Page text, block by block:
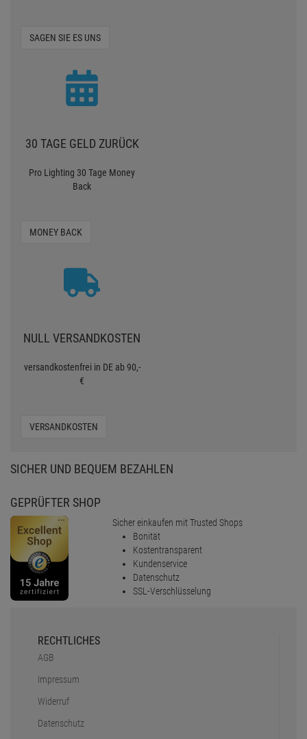
SAGEN SIE ES UNS
30 TAGE GELD ZURÜCK
Pro Lighting 30 Tage Money
Back
MONEY BACK
NULL VERSANDKOSTEN
versandkostenfrei in DE ab 90,-
€
VERSANDKOSTEN
SICHER UND BEQUEM BEZAHLEN
GEPRÜFTER SHOP
Sicher einkaufen mit Trusted Shops
Bonität
Kostentransparent
Kundenservice
Datenschutz
SSL-Verschlüsselung
RECHTLICHES
AGB
Impressum
Widerruf
Datenschutz